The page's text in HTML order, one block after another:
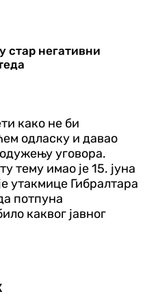
стар негативни
како не би
одласку и давао
уговора.
тему имао је 15. јуна
утакмице Гибралтара
потпуна
каквог јавног